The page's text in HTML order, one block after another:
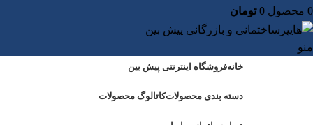
0 محصول 0 تومان
منو
خانهفروشگاه اینترنتی پیش بین
دسته بندی محصولاتکاتالوگ محصولات